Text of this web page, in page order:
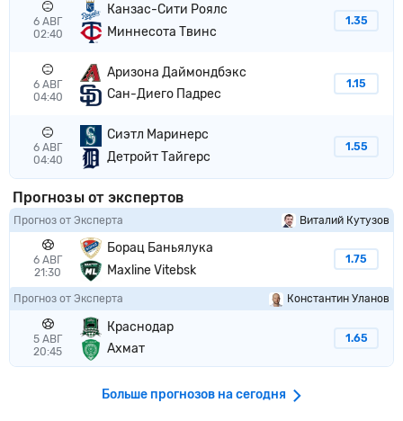
6 АВГ
02:40
Канзас-Сити Poялc
Миннесота Твинс
1.35
6 АВГ
04:40
Аризона Даймондбэкс
Сан-Диего Падрес
1.15
6 АВГ
04:40
Сиэтл Маринерс
Детройт Тайгерс
1.55
Прогнозы от экспертов
Прогноз от Эксперта Виталий Кутузов
6 АВГ
21:30
Борац Баньялука
Maxline Vitebsk
1.75
Прогноз от Эксперта Константин Уланов
5 АВГ
20:45
Краснодар
Ахмат
1.65
Больше прогнозов на сегодня